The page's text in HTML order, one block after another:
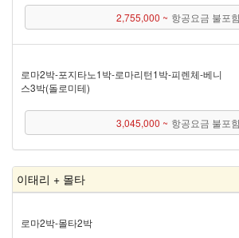
2,755,000 ~ 항공요금 불포
로마 2박 - 포지타노 1박 - 로마리턴 1박 - 피렌체 - 베니
스 3박(돌로미테)
3,045,000 ~ 항공요금 불포
이태리 + 몰타
로마 2박 - 몰타 2박